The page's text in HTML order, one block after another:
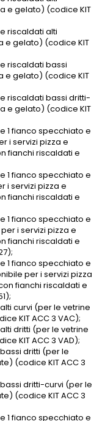
e gelato) (codice KIT
riscaldati alti
e gelato) (codice KIT
riscaldati bassi
e gelato) (codice KIT
riscaldati bassi dritti-
e gelato) (codice KIT
1 fianco specchiato e
i servizi pizza e
fianchi riscaldati e
1 fianco specchiato e
i servizi pizza e
fianchi riscaldati e
1 fianco specchiato e
i servizi pizza e
fianchi riscaldati e
1 fianco specchiato e
per i servizi pizza
fianchi riscaldati e
curvi (per le vetrine
KIT ACC 3 VAC);
dritti (per le vetrine
KIT ACC 3 VAD);
dritti (per le
(codice KIT ACC 3
dritti-curvi (per le
(codice KIT ACC 3
1 fianco specchiato e